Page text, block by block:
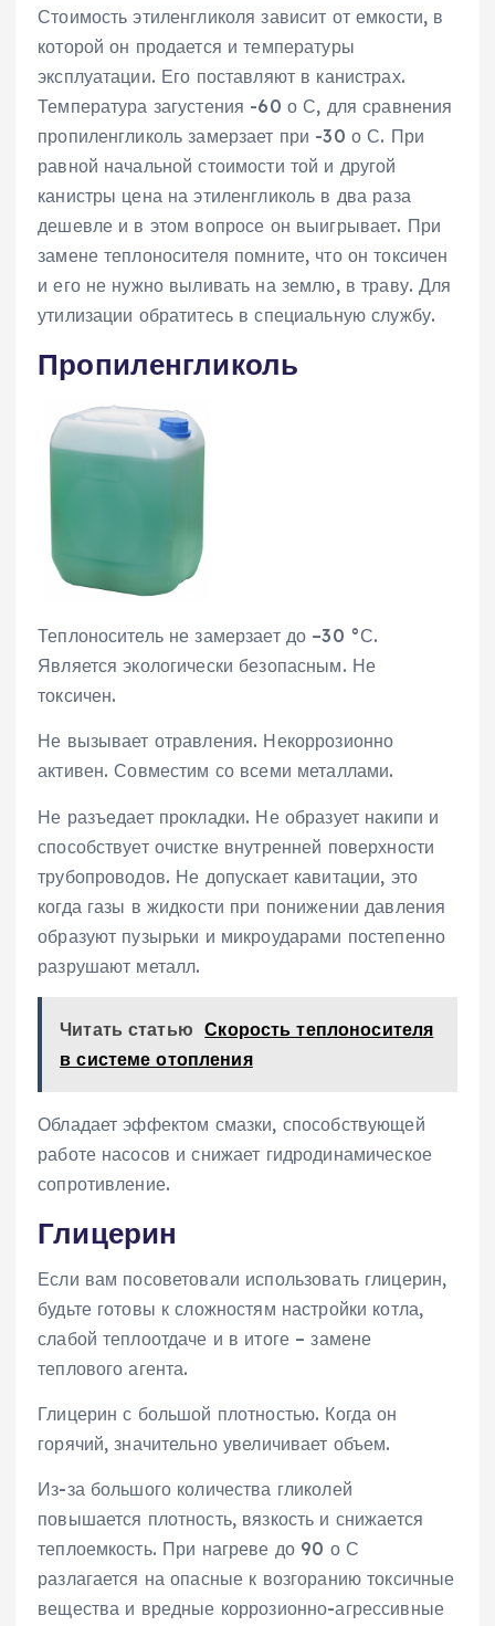
Стоимость этиленгликоля зависит от емкости, в
которой он продается и температуры
эксплуатации. Его поставляют в канистрах.
Температура загустения -60 о С, для сравнения
пропиленгликоль замерзает при -30 о С. При
равной начальной стоимости той и другой
канистры цена на этиленгликоль в два раза
дешевле и в этом вопросе он выигрывает. При
замене теплоносителя помните, что он токсичен
и его не нужно выливать на землю, в траву. Для
утилизации обратитесь в специальную службу.
Пропиленгликоль
Теплоноситель не замерзает до –30 °С.
Является экологически безопасным. Не
токсичен.
Не вызывает отравления. Некоррозионно
активен. Совместим со всеми металлами.
Не разъедает прокладки. Не образует накипи и
способствует очистке внутренней поверхности
трубопроводов. Не допускает кавитации, это
когда газы в жидкости при понижении давления
образуют пузырьки и микроударами постепенно
разрушают металл.
Читать статью Скорость теплоносителя
в системе отопления
Обладает эффектом смазки, способствующей
работе насосов и снижает гидродинамическое
сопротивление.
Глицерин
Если вам посоветовали использовать глицерин,
будьте готовы к сложностям настройки котла,
слабой теплоотдаче и в итоге – замене
теплового агента.
Глицерин с большой плотностью. Когда он
горячий, значительно увеличивает объем.
Из-за большого количества гликолей
повышается плотность, вязкость и снижается
теплоемкость. При нагреве до 90 о С
разлагается на опасные к возгоранию токсичные
вещества и вредные коррозионно-агрессивные